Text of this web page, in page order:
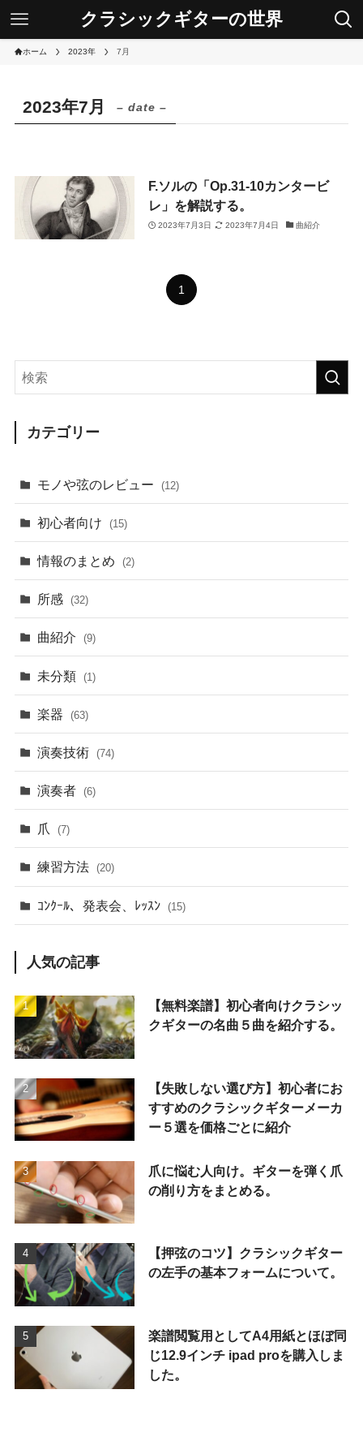
クラシックギターの世界
ホーム 2023年 7月
2023年7月 – date –
F.ソルの「Op.31-10カンタービ
レ」を解説する。
2023年7月3日 2023年7月4日 曲紹介
1
カテゴリー
モノや弦のレビュー (12)
初心者向け (15)
情報のまとめ (2)
所感 (32)
曲紹介 (9)
未分類 (1)
楽器 (63)
演奏技術 (74)
演奏者 (6)
爪 (7)
練習方法 (20)
ｺﾝｸｰﾙ、発表会、ﾚｯｽﾝ (15)
人気の記事
【無料楽譜】初心者向けクラシッ
クギターの名曲５曲を紹介する。
【失敗しない選び方】初心者にお
すすめのクラシックギターメーカ
ー５選を価格ごとに紹介
爪に悩む人向け。ギターを弾く爪
の削り方をまとめる。
【押弦のコツ】クラシックギター
の左手の基本フォームについて。
楽譜閲覧用としてA4用紙とほぼ同
じ12.9インチ ipad proを購入しま
した。